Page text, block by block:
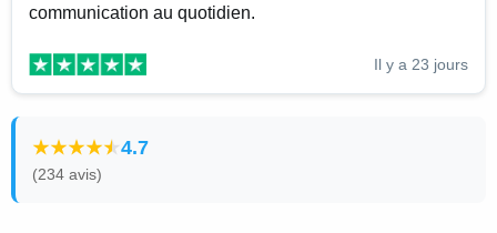
communication au quotidien.
Il y a 23 jours
4.7
(234 avis)